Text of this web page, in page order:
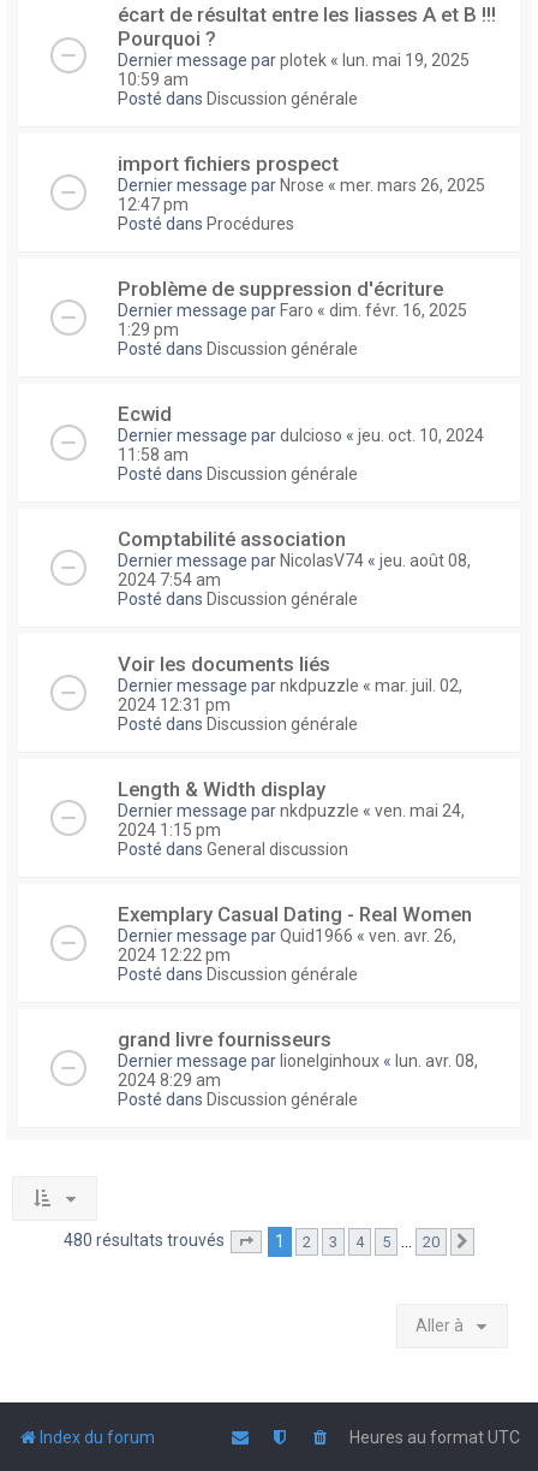
écart de résultat entre les liasses A et B !!!
Pourquoi ?
Dernier message parplotek « lun. mai 19, 2025
10:59 am
Posté dans Discussion générale
import fichiers prospect
Dernier message par Nrose « mer. mars 26, 2025
12:47 pm
Posté dans Procédures
Problème de suppression d'écriture
Dernier message par Faro « dim. févr. 16, 2025
1:29 pm
Posté dans Discussion générale
Ecwid
Dernier message pardulcioso « jeu. oct. 10, 2024
11:58 am
Posté dans Discussion générale
Comptabilité association
Dernier message par NicolasV74 « jeu. août 08,
2024 7:54 am
Posté dans Discussion générale
Voir les documents liés
Dernier message parnkdpuzzle « mar. juil. 02,
2024 12:31 pm
Posté dans Discussion générale
Length & Width display
Dernier message parnkdpuzzle « ven. mai 24,
2024 1:15 pm
Posté dans General discussion
Exemplary Сasual Dating - Real Women
Dernier message parQuid1966 « ven. avr. 26,
2024 12:22 pm
Posté dans Discussion générale
grand livre fournisseurs
Dernier message par lionelginhoux « lun. avr. 08,
2024 8:29 am
Posté dans Discussion générale
480 résultats trouvés Page sur20
1 2 3 4 5 … 20
Aller à
Index du forum Heures au formatUTC